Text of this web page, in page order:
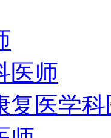
医师
复医学